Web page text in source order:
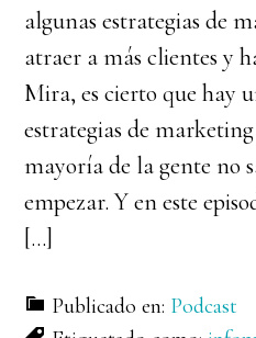
algunas estrategias de
atraer a más clientes y
Mira, es cierto que hay
estrategias de
mayoría de la gente no
empezar. Y en este
[…]
Publicado en: Podcast